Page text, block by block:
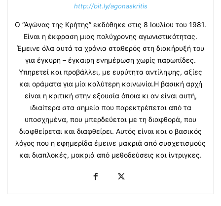
http://bit.ly/agonaskritis
Ο “Αγώνας της Κρήτης” εκδόθηκε στις 8 Ιουλίου του 1981.
Είναι η έκφραση μιας πολύχρονης αγωνιστικότητας.
Έμεινε όλα αυτά τα χρόνια σταθερός στη διακήρυξή του
για έγκυρη – έγκαιρη ενημέρωση χωρίς παρωπίδες.
Υπηρετεί και προβάλλει, με ευρύτητα αντίληψης, αξίες
και οράματα για μία καλύτερη κοινωνία.Η βασική αρχή
είναι η κριτική στην εξουσία όποια κι αν είναι αυτή,
ιδιαίτερα στα σημεία που παρεκτρέπεται από τα
υποσχημένα, που μπερδεύεται με τη διαφθορά, που
διαφθείρεται και διαφθείρει. Αυτός είναι και ο βασικός
λόγος που η εφημερίδα έμεινε μακριά από συσχετισμούς
και διαπλοκές, μακριά από μεθοδεύσεις και ίντριγκες.